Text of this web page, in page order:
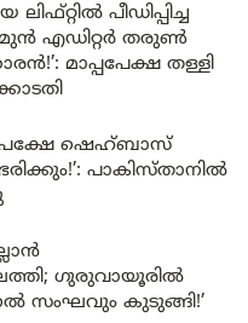
പീഡിപ്പിച്ച
എഡിറ്റർ തരുൺ
മാപ്പപേക്ഷ തള്ളി
പക്ഷേ ഷെഹ്ബാസ്
പാകിസ്താനിൽ
ഗുരുവായൂരിൽ
സംഘവും കുടുങ്ങി!’